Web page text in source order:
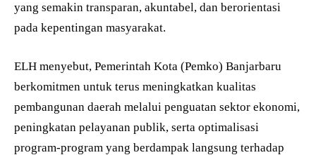
yang semakin transparan, akuntabel, dan berorientasi
pada kepentingan masyarakat.
ELH menyebut, Pemerintah Kota (Pemko) Banjarbaru
berkomitmen untuk terus meningkatkan kualitas
pembangunan daerah melalui penguatan sektor ekonomi,
peningkatan pelayanan publik, serta optimalisasi
program-program yang berdampak langsung terhadap